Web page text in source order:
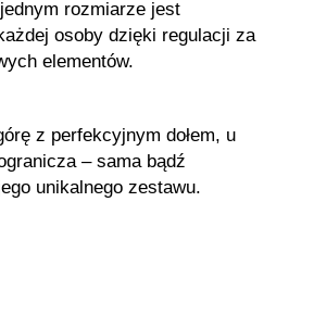
rozmiarze jest
osoby dzięki regulacji za
elementów.
z perfekcyjnym dołem, u
– sama bądź
unikalnego zestawu.